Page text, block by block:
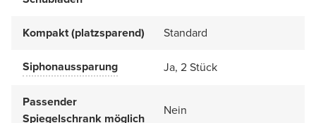
Kompakt (platzsparend) Standard
Siphonaussparung Ja, 2 Stück
Passender
Spiegelschrank möglich
Nein